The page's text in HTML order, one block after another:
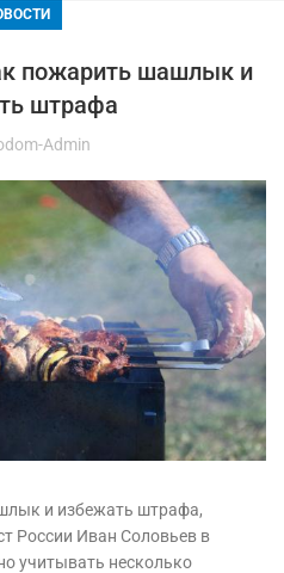
пожарить шашлык и
штрафа
Admin
и избежать штрафа,
России Иван Соловьев в
учитывать несколько